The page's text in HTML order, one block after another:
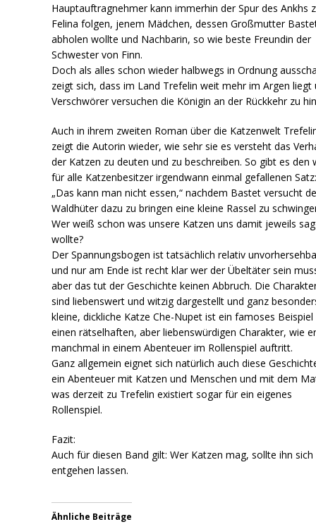
Hauptauftragnehmer kann immerhin der Spur des Ankhs
Felina folgen, jenem Mädchen, dessen Großmutter
abholen wollte und Nachbarin, so wie beste Freundin der
Schwester von Finn.
Doch als alles schon wieder halbwegs in Ordnung
zeigt sich, dass im Land Trefelin weit mehr im Argen liegt
Verschwörer versuchen die Königin an der Rückkehr zu
Auch in ihrem zweiten Roman über die Katzenwelt
zeigt die Autorin wieder, wie sehr sie es versteht das
der Katzen zu deuten und zu beschreiben. So gibt es den
für alle Katzenbesitzer irgendwann einmal gefallenen
„Das kann man nicht essen,“ nachdem Bastet versucht
Waldhüter dazu zu bringen eine kleine Rassel zu
Wer weiß schon was unsere Katzen uns damit jeweils
wollte?
Der Spannungsbogen ist tatsächlich relativ
und nur am Ende ist recht klar wer der Übeltäter sein
aber das tut der Geschichte keinen Abbruch. Die
sind liebenswert und witzig dargestellt und ganz
kleine, dickliche Katze Che-Nupet ist ein famoses
einen rätselhaften, aber liebenswürdigen Charakter, wie
manchmal in einem Abenteuer im Rollenspiel auftritt.
Ganz allgemein eignet sich natürlich auch diese
ein Abenteuer mit Katzen und Menschen und mit dem
was derzeit zu Trefelin existiert sogar für ein eigenes
Rollenspiel.
Fazit:
Auch für diesen Band gilt: Wer Katzen mag, sollte ihn
entgehen lassen.
Ähnliche Beiträge